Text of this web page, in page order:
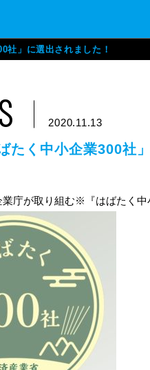
社」に選出されました！
2020.11.13
たく中小企業300社
庁が取り組む※『はばたく中